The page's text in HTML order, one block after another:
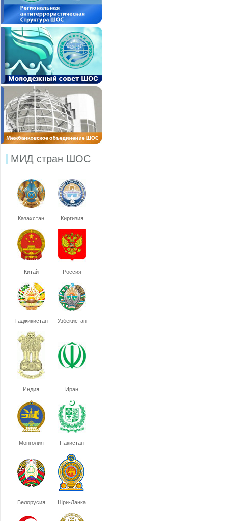
МИД стран ШОС
Казахстан Киргизия
Китай Россия
Таджикистан Узбекистан
Индия Иран
Монголия Пакистан
Белорусия Шри-Ланка